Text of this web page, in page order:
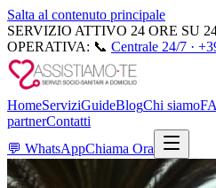
Salta al contenuto principale
SERVIZIO ATTIVO 24 ORE SU
OPERATIVA: 📞 Centrale 24/7 ·
HomeServiziGuideBlogChi siamo
partnerContatti
💬 WhatsAppChiama Ora